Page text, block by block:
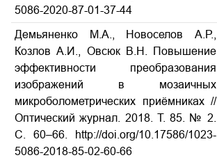
5086-2020-87-01-37-44
Демьяненко М.А., Новоселов А.Р.,
Козлов А.И., Овсюк В.Н. Повышение
эффективности преобразования
изображений в мозаичных
микроболометрических приёмниках //
Оптический журнал. 2018. Т. 85. № 2.
С. 60–66. http://doi.org/10.17586/1023-
5086-2018-85-02-60-66